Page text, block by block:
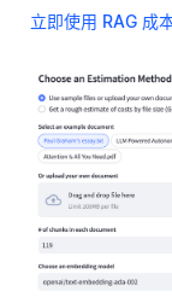
立即使用 RAG 成